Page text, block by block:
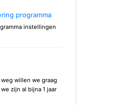
programma
instellingen
willen we graag
zijn al bijna 1 jaar